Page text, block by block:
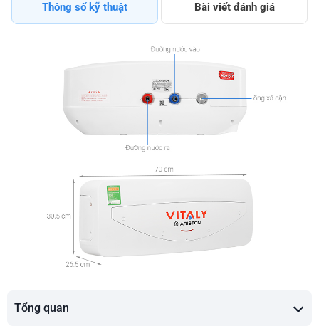
Thông số kỹ thuật Bài viết đánh giá
Tổng quan